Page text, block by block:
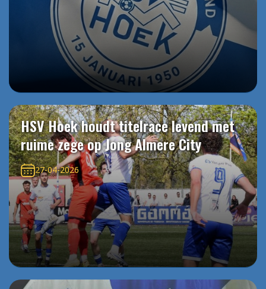
HSV Hoek houdt titelrace levend met
ruime zege op Jong Almere City
27-04-2026